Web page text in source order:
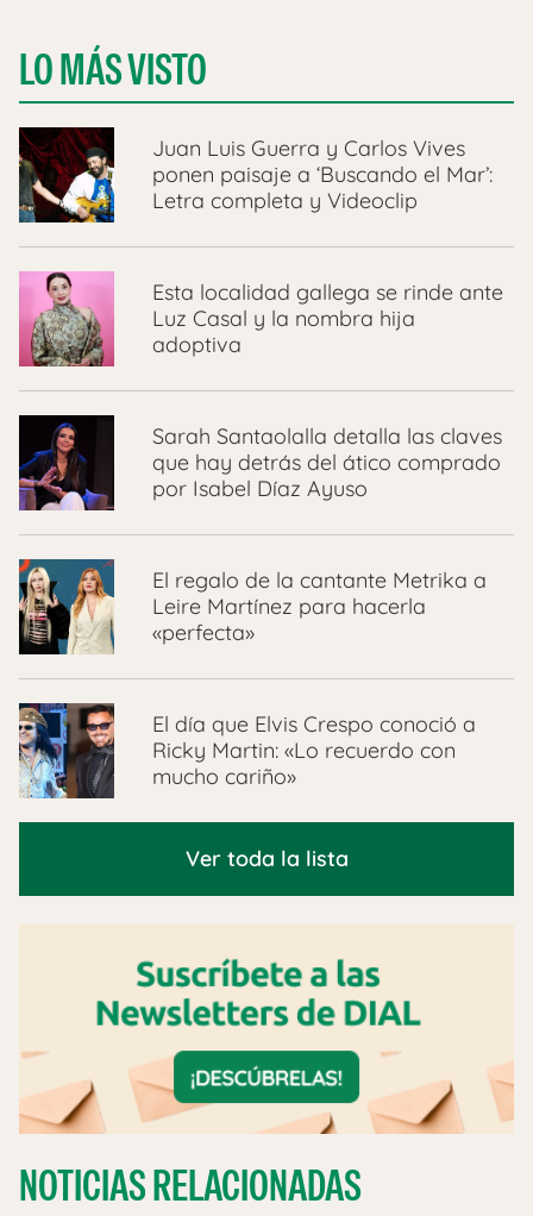
LO MÁS VISTO
Juan Luis Guerra y Carlos Vives
ponen paisaje a ‘Buscando el Mar’:
Letra completa y Videoclip
Esta localidad gallega se rinde ante
Luz Casal y la nombra hija
adoptiva
Sarah Santaolalla detalla las claves
que hay detrás del ático comprado
por Isabel Díaz Ayuso
El regalo de la cantante Metrika a
Leire Martínez para hacerla
«perfecta»
El día que Elvis Crespo conoció a
Ricky Martin: «Lo recuerdo con
mucho cariño»
Ver toda la lista
NOTICIAS RELACIONADAS